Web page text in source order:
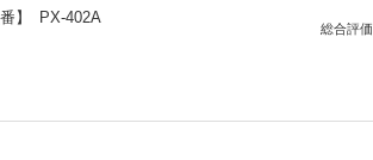
】 PX-402A
総合評価